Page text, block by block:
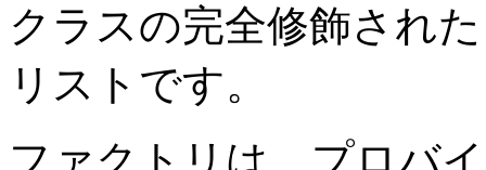
クラスの完全修飾され
リストです。
ファクトリは、プロバ